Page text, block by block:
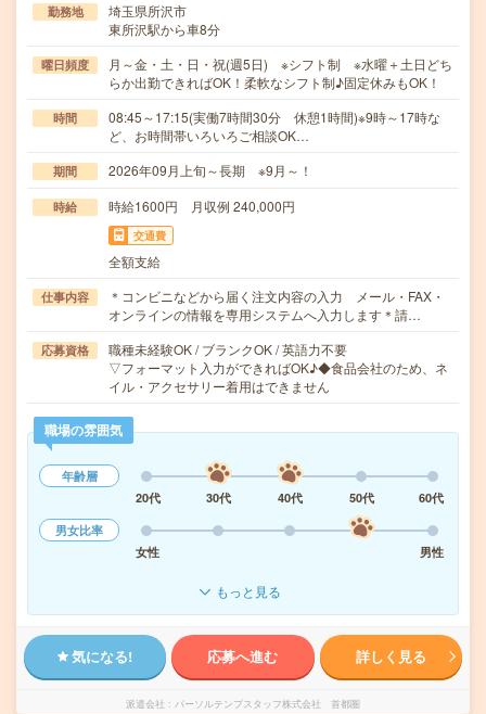
勤務地
埼玉県所沢市
東所沢駅から車8分
曜日頻度
月～金・土・日・祝(週5日) ※シフト制 ※水曜＋土日どち
らか出勤できればOK！柔軟なシフト制♪固定休みもOK！
時間
08:45～17:15(実働7時間30分 休憩1時間)※9時～17時な
ど、お時間帯いろいろご相談OK…
期間 2026年09月上旬～長期 ※9月～！
時給 時給1600円 月収例 240,000円
交通費
全額支給
仕事内容
＊コンビニなどから届く注文内容の入力 メール・FAX・
オンラインの情報を専用システムへ入力します＊請…
応募資格
職種未経験OK / ブランクOK / 英語力不要
▽フォーマット入力ができればOK♪◆食品会社のため、ネ
イル・アクセサリー着用はできません
職場の雰囲気
年齢層
20代
30代 40代 50代
60代
男女比率
女性
男性
もっと見る
気になる! 応募へ進む 詳しく見る
派遣会社 パーソルテンプスタッフ株式会社 首都圏